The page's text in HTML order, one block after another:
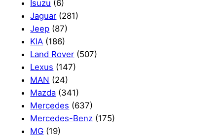
Isuzu (6)
Jaguar (281)
Jeep (87)
KIA (186)
Land Rover (507)
Lexus (147)
MAN (24)
Mazda (341)
Mercedes (637)
Mercedes-Benz (175)
MG (19)